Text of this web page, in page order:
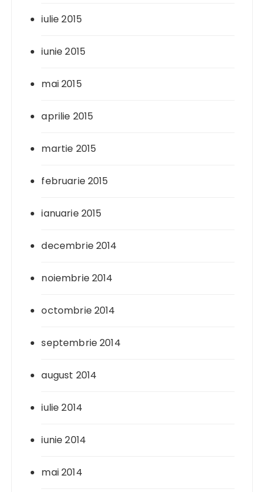
iulie 2015
iunie 2015
mai 2015
aprilie 2015
martie 2015
februarie 2015
ianuarie 2015
decembrie 2014
noiembrie 2014
octombrie 2014
septembrie 2014
august 2014
iulie 2014
iunie 2014
mai 2014